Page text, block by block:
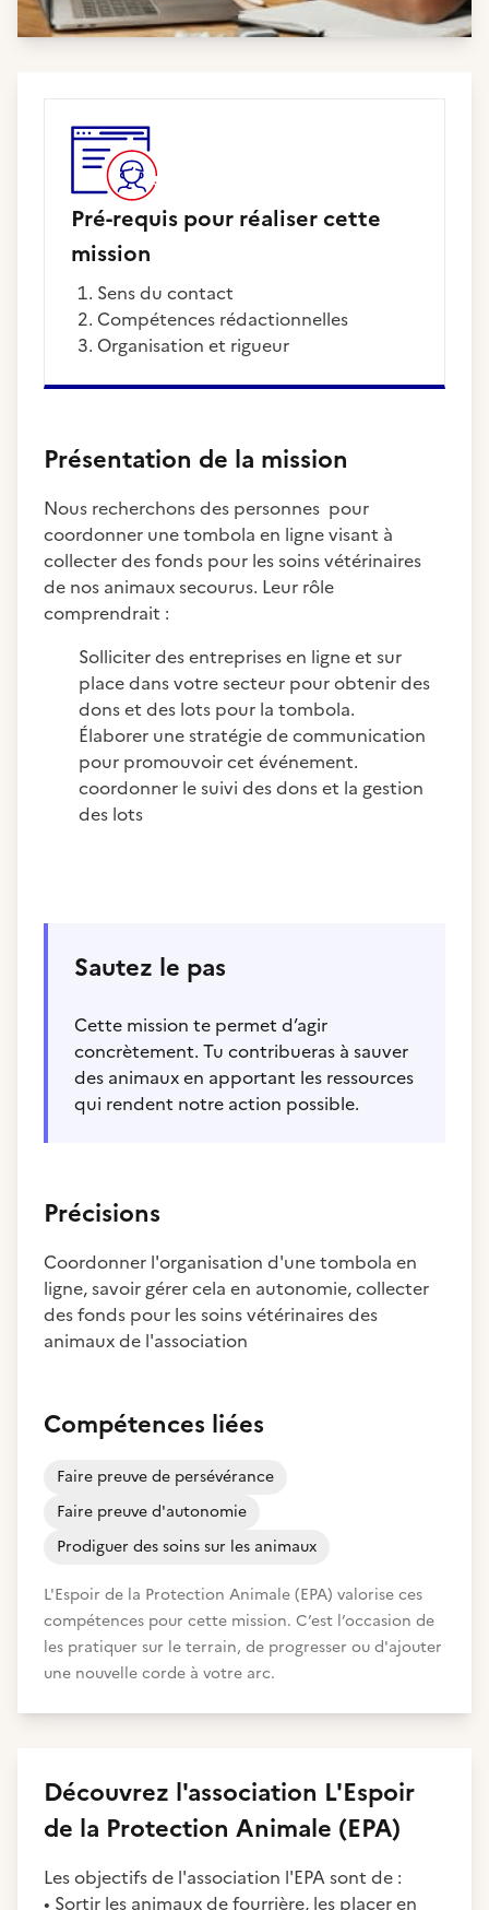
Pré-requis pour réaliser cette
mission
Sens du contact
Compétences rédactionnelles
Organisation et rigueur
Présentation de la mission
Nous recherchons des personnes pour
coordonner une tombola en ligne visant à
collecter des fonds pour les soins vétérinaires
de nos animaux secourus. Leur rôle
comprendrait :
Solliciter des entreprises en ligne et sur
place dans votre secteur pour obtenir des
dons et des lots pour la tombola.
Élaborer une stratégie de communication
pour promouvoir cet événement.
coordonner le suivi des dons et la gestion
des lots
Sautez le pas
Cette mission te permet d’agir
concrètement. Tu contribueras à sauver
des animaux en apportant les ressources
qui rendent notre action possible.
Précisions
Coordonner l'organisation d'une tombola en
ligne, savoir gérer cela en autonomie, collecter
des fonds pour les soins vétérinaires des
animaux de l'association
Compétences liées
Faire preuve de persévérance
Faire preuve d'autonomie
Prodiguer des soins sur les animaux
L'Espoir de la Protection Animale (EPA) valorise ces
compétences pour cette mission. C’est l’occasion de
les pratiquer sur le terrain, de progresser ou d'ajouter
une nouvelle corde à votre arc.
Découvrez l'association L'Espoir
de la Protection Animale (EPA)
Les objectifs de l'association l'EPA sont de :
• Sortir les animaux de fourrière, les placer en